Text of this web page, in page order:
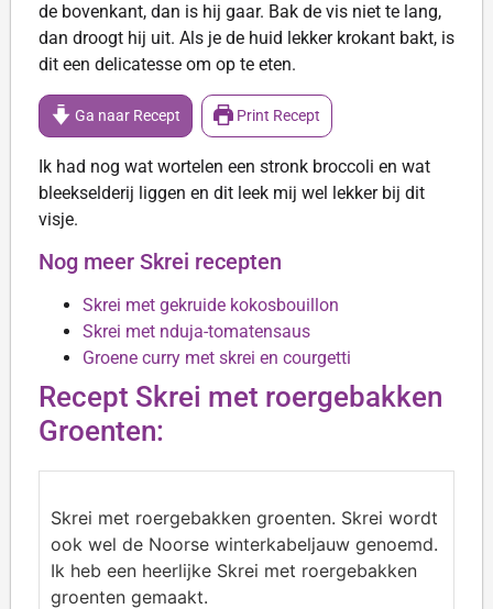
de bovenkant, dan is hij gaar. Bak de vis niet te lang,
dan droogt hij uit. Als je de huid lekker krokant bakt, is
dit een delicatesse om op te eten.
Ga naar Recept Print Recept
Ik had nog wat wortelen een stronk broccoli en wat
bleekselderij liggen en dit leek mij wel lekker bij dit
visje.
Nog meer Skrei recepten
Skrei met gekruide kokosbouillon
Skrei met nduja-tomatensaus
Groene curry met skrei en courgetti
Recept Skrei met roergebakken
Groenten:
Skrei met roergebakken groenten. Skrei wordt
ook wel de Noorse winterkabeljauw genoemd.
Ik heb een heerlijke Skrei met roergebakken
groenten gemaakt.